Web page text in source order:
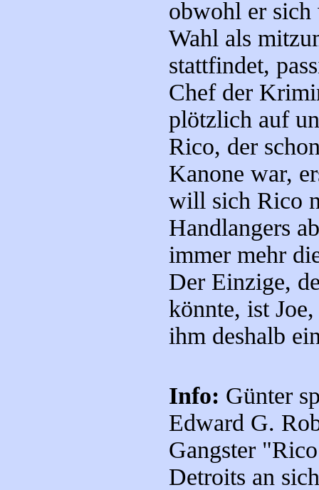
obwohl er sich
Wahl als
stattfindet,
Chef der
plötzlich auf
Rico, der
Kanone war,
will sich Rico
Handlangers
immer mehr
Der Einzige,
könnte, ist
ihm deshalb
Info: Günter
Edward G.
Gangster
Detroits an